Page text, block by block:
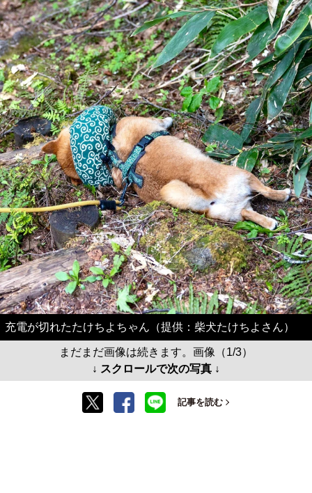
充電が切れたたけちよちゃん（提供：柴犬たけちよさん）
まだまだ画像は続きます。画像（1/3）
↓ スクロールで次の写真 ↓
記事を読む